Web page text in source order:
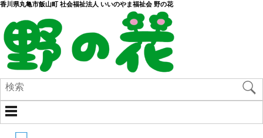
香川県丸亀市飯山町 社会福祉法人 いいのやま福祉会 野の花